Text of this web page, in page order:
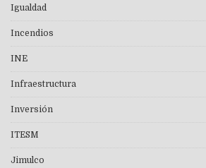
Igualdad
Incendios
INE
Infraestructura
Inversión
ITESM
Jimulco